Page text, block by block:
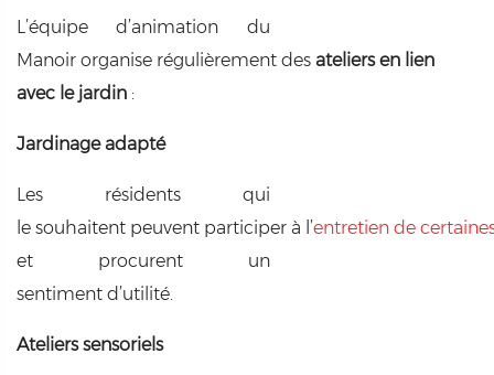
L’équipe d’animation du
Manoir organise régulièrement des ateliers en lien
avec le jardin :
Jardinage adapté
Les résidents qui
le souhaitent peuvent participer à l’entretien de
et procurent un
sentiment d’utilité.
Ateliers sensoriels